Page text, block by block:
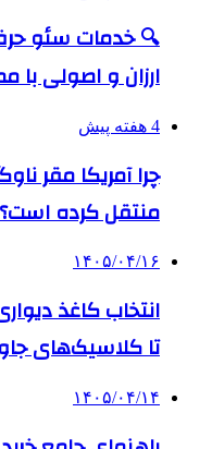
ارزان و اصولی با
4 هفته پیش
چرا آمریکا مقر
منتقل کرده است؟
۱۴۰۵/۰۴/۱۶
تا کلاسیک‌های
۱۴۰۵/۰۴/۱۴